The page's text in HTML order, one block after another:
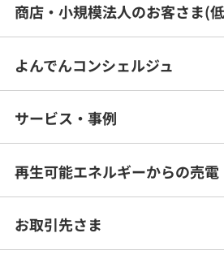
商店・小規模法人のお客さま(
よんでんコンシェルジュ
サービス・事例
再生可能エネルギーからの売電
お取引先さま